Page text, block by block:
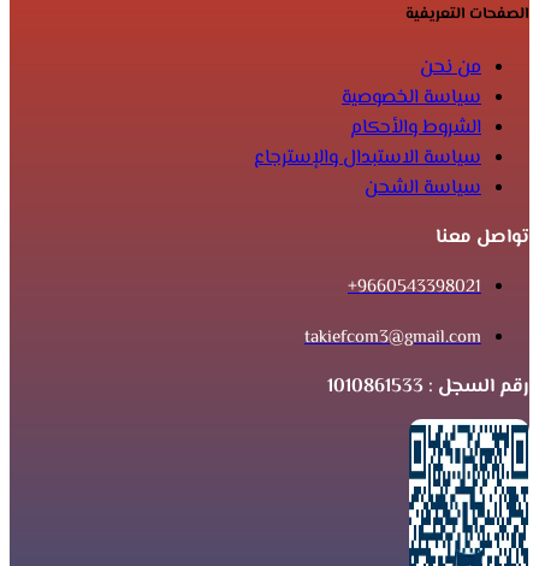
الصفحات التعريفية
من نحن
سياسة الخصوصية
الشروط والأحكام
سياسة الاستبدال والإسترجاع
سياسة الشحن
تواصل معنا
9660543398021+
takiefcom3@gmail.com
رقم السجل : 1010861533